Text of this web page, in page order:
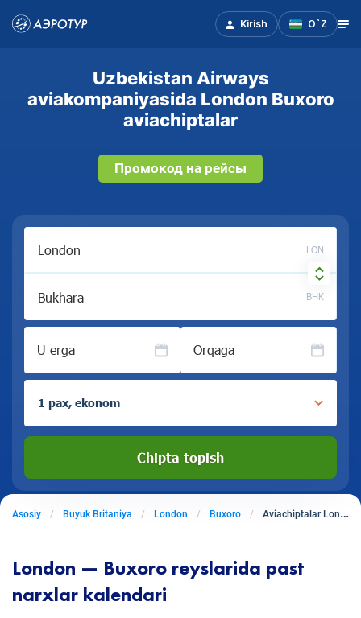
Kirish O`Z
Uzbekistan Airways
aviakompaniyasida London Buxoro
aviachiptalar
Промокод на рейсы
LON
BHK
U erga Orqaga
1 pax, ekonom
Chipta topish
Asosiy Buyuk Britaniya London Buxoro Aviachiptalar Londondan Buxoroga
London — Buxoro reyslarida past
narxlar kalendari